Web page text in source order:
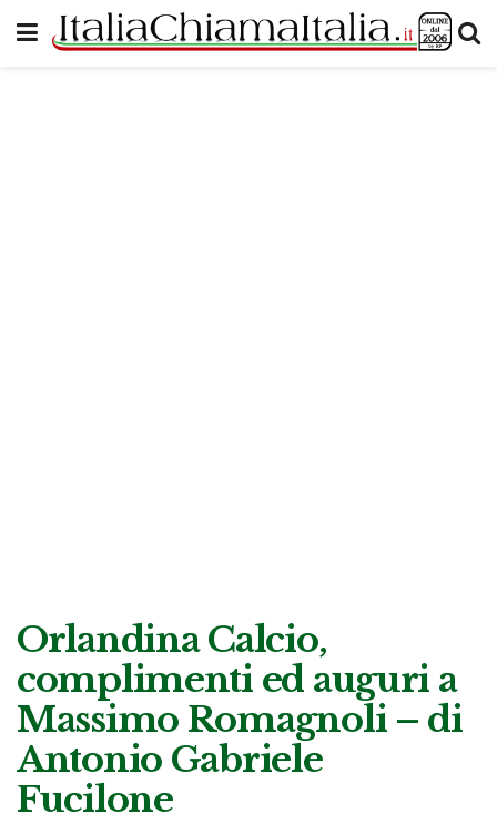
Orlandina Calcio,
complimenti ed auguri a
Massimo Romagnoli – di
Antonio Gabriele
Fucilone